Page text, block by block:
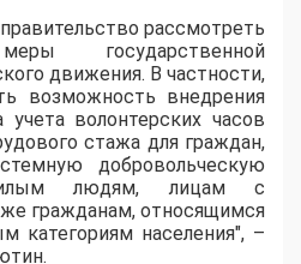
рассмотреть
государственной
движения. В частности,
возможность внедрения
учета волонтерских часов
стажа для граждан,
добровольческую
людям, лицам с
гражданам, относящимся
категориям населения", –